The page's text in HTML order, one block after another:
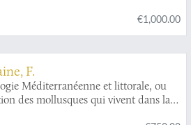
€1,000.00
F.
Méditerranéenne et littorale, ou
des mollusques qui vivent dans la